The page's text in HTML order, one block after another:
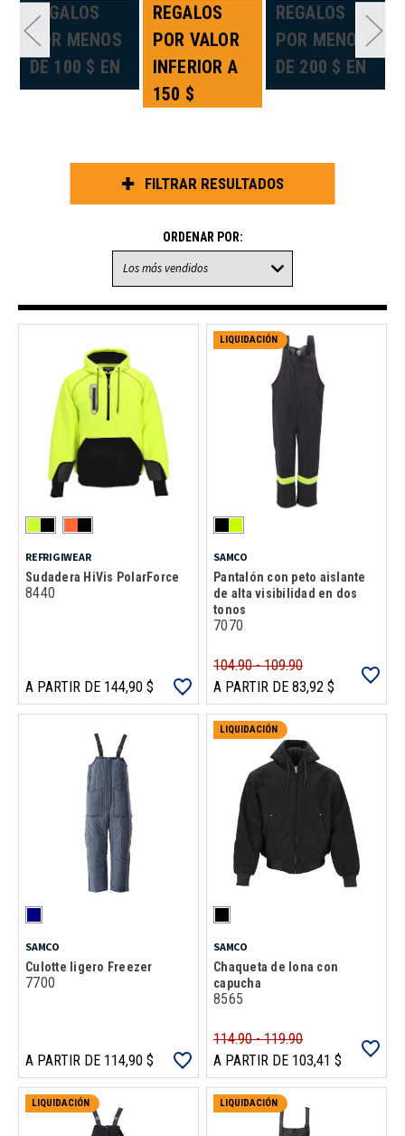
REGALOS
POR MENOS
DE 100 $ EN
REGALOS
POR VALOR
INFERIOR A
150 $
REGALOS
POR MENOS
DE 200 $ EN
FILTRAR RESULTADOS
ORDENAR POR:
REFRIGIWEAR
Sudadera HiVis PolarForce
8440
A PARTIR DE 144,90 $
LIQUIDACIÓN
SAMCO
Pantalón con peto aislante
de alta visibilidad en dos
tonos
7070
104.90 - 109.90
A PARTIR DE 83,92 $
SAMCO
Culotte ligero Freezer
7700
A PARTIR DE 114,90 $
LIQUIDACIÓN
SAMCO
Chaqueta de lona con
capucha
8565
114.90 - 119.90
A PARTIR DE 103,41 $
LIQUIDACIÓN LIQUIDACIÓN